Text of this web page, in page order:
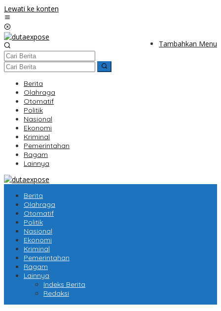
Lewati ke konten
Tambahkan Menu
Berita
Olahraga
Otomatif
Politik
Nasional
Ekonomi
Kriminal
Pemerintahan
Ragam
Lainnya
Berita
Olahraga
Otomatif
Politik
Nasional
Ekonomi
Kriminal
Pemerintahan
Ragam
Lainnya
Indeks Berita
Redaksi